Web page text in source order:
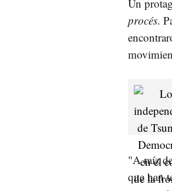
Un
procés.
"A raíz
que han